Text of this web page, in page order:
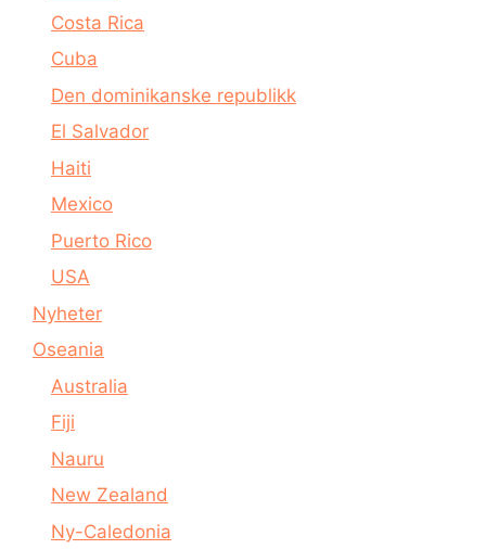
Costa Rica
Cuba
Den dominikanske republikk
El Salvador
Haiti
Mexico
Puerto Rico
USA
Nyheter
Oseania
Australia
Fiji
Nauru
New Zealand
Ny-Caledonia